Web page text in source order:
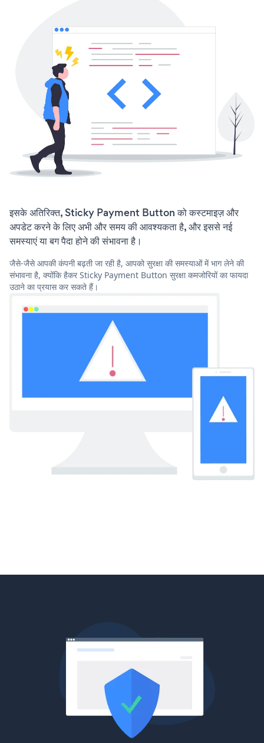
इसके अतिरिक्त, Sticky Payment Button को कस्टमाइज़ और
अपडेट करने के लिए अभी और समय की आवश्यकता है, और इससे नई
समस्याएं या बग पैदा होने की संभावना है।
जैसे-जैसे आपकी कंपनी बढ़ती जा रही है, आपको सुरक्षा की समस्याओं में भाग लेने की
संभावना है, क्योंकि हैकर Sticky Payment Button सुरक्षा कमजोरियों का फायदा
उठाने का प्रयास कर सकते हैं।